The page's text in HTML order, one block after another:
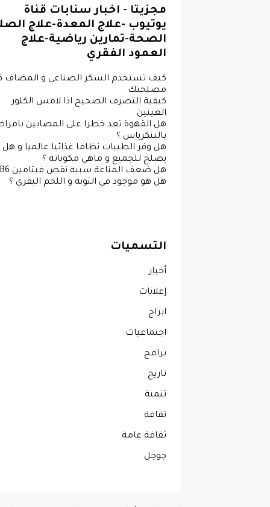
مجزيتا - اخبار سنابات قناة
يوتيوب -علاج المعدة-علاج
الصحة-تمارين رياضية-علاج
العمود الفقري
كيف تستخدم السكر الصناعي و المضاف
مصلحتك
كيفية التصرف الصحيح اذا لامس الكلور
العينين
هل القهوة تعد خطرا على المصابين
بالبنكرياس ؟
هل وفر الطيبات نظاما غذائيا عالميا و هل
يصلح للجميع و ماهي مكوناته ؟
هل هو موجود في التونة و اللحم البقري ؟
التسميات
أخبار
إعلانات
ابراج
اجتماعيات
برامج
تاريخ
تنمية
ثقافة
ثقافة عامة
جوجل